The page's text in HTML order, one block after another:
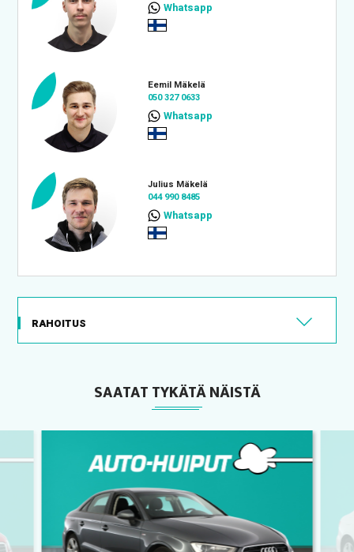
Whatsapp
Eemil Mäkelä
050 327 0633
Whatsapp
Julius Mäkelä
044 990 8485
Whatsapp
RAHOITUS
SAATAT TYKÄTÄ NÄISTÄ